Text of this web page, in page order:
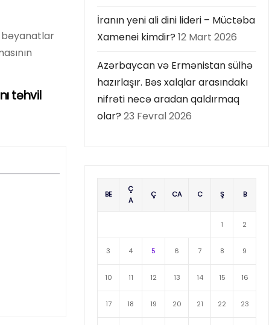
bəyanatlar
təhvil
İranın yeni ali dini lideri – Müctəba
Xamenei kimdir? 12 Mart 2026
Azərbaycan və Ermənistan sülhə
hazırlaşır. Bəs xalqlar arasındakı
nifrəti necə aradan qaldırmaq
olar? 23 Fevral 2026
BE
Ç
A
Ç CA C Ş B
1 2
3 4 5 6 7 8 9
10 11 12 13 14 15 16
17 18 19 20 21 22 23